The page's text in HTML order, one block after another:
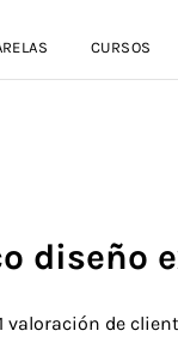
CURSOS
diseño
valoración de